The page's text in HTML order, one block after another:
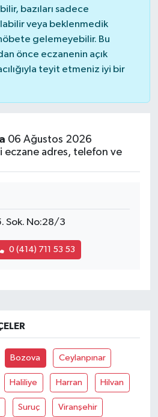
bazıları sadece
veya beklenmedik
gelemeyebilir. Bu
önce eczanenin açık
teyit etmeniz iyi bir
06 Ağustos 2026
eczane adres, telefon ve
Sok. No:28/3
0 (414) 711 53 53
Bozova Ceylanpınar
Haliliye Harran Hilvan
Suruç Viranşehir